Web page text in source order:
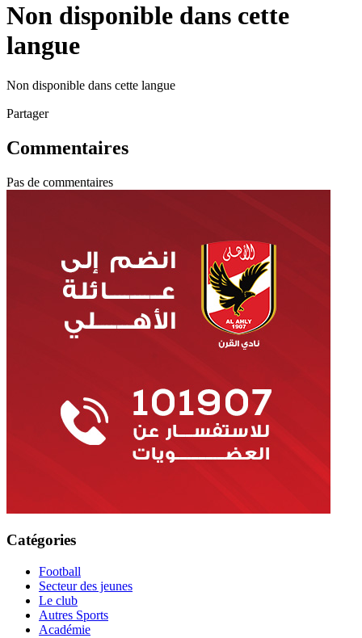
Non disponible dans cette
langue
Non disponible dans cette langue
Partager
Commentaires
Pas de commentaires
Catégories
Football
Secteur des jeunes
Le club
Autres Sports
Académie